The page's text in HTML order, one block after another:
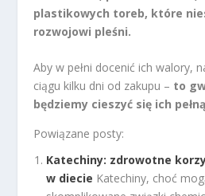
plastikowych toreb, które
rozwojowi pleśni.
Aby w pełni docenić ich walory,
ciągu kilku dni od zakupu – to
będziemy cieszyć się ich
Powiązane posty:
Katechiny: zdrowotne
w diecie Katechiny, choć